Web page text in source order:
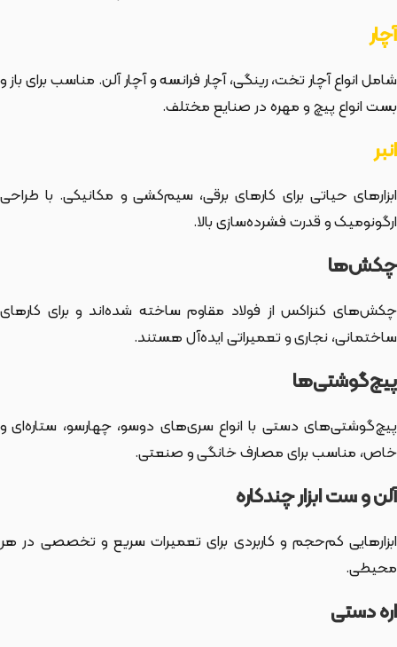
آچار
شامل انواع آچار تخت، رینگی، آچار فرانسه و آچار آلن. مناسب برای باز و
بست انواع پیچ و مهره در صنایع مختلف.
انبر
ابزارهای حیاتی برای کارهای برقی، سیم‌کشی و مکانیکی. با طراحی
ارگونومیک و قدرت فشرده‌سازی بالا.
چکش‌ها
چکش‌های کنزاکس از فولاد مقاوم ساخته شده‌اند و برای کارهای
ساختمانی، نجاری و تعمیراتی ایده‌آل هستند.
پیچ‌گوشتی‌ها
پیچ‌گوشتی‌های دستی با انواع سری‌های دوسو، چهارسو، ستاره‌ای و
خاص، مناسب برای مصارف خانگی و صنعتی.
آلن و ست ابزار چندکاره
ابزارهایی کم‌حجم و کاربردی برای تعمیرات سریع و تخصصی در هر
محیطی.
اره دستی